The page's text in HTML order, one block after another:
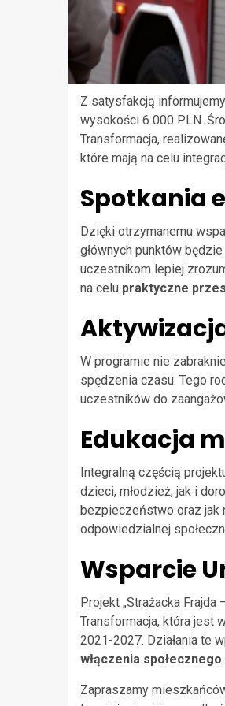
Z satysfakcją
wysokości 6 000 PLN.
Transformacja,
które mają na celu
Spotkania
Dzięki otrzymanemu
głównych punktów będzie
uczestnikom lepiej
na celu praktyczne
W programie nie
spędzenia czasu. Tego
uczestników do
Edukacja
Integralną częścią
dzieci, młodzież, jak i
bezpieczeństwo oraz jak
odpowiedzialnej
Wsparcie
Projekt „Strażacka
Transformacja, która jest
2021-2027. Działania te
włączenia społecznego.
Zapraszamy